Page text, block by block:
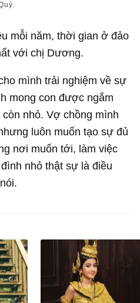
mỗi năm, thời gian ở đảo
với chị Dương.
mình trải nghiệm về sự
mong con được ngắm
nhỏ. Vợ chồng mình
luôn muốn tạo sự đủ
nơi muốn tới, làm việc
nhỏ thật sự là điều